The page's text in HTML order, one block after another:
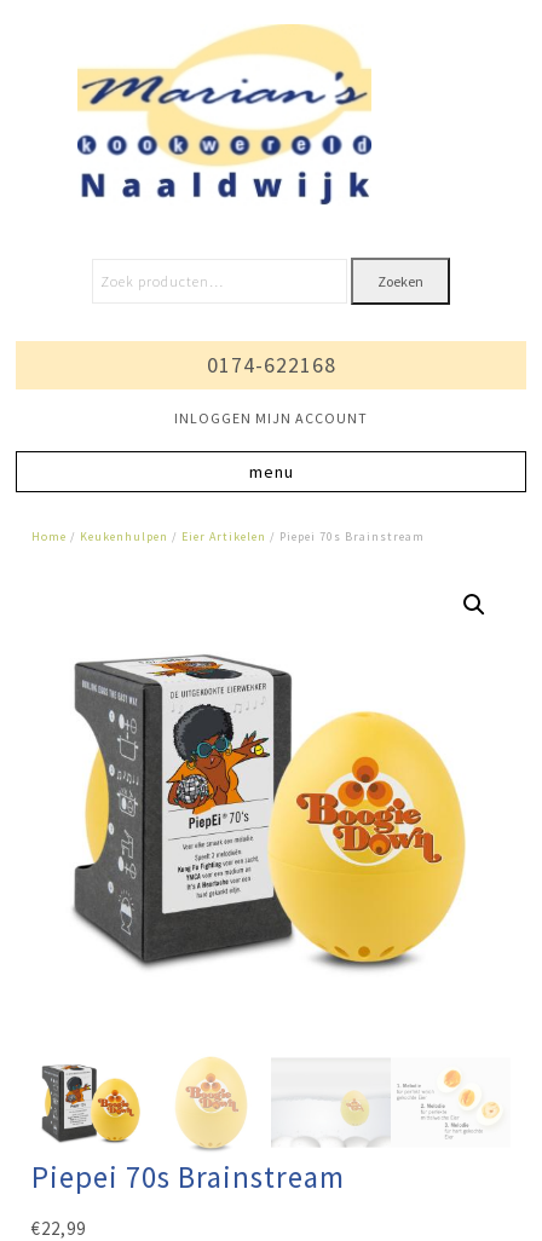
Zoeken
0174-622168
INLOGGEN MIJN ACCOUNT
Home / Keukenhulpen / Eier Artikelen / Piepei 70s Brainstream
Piepei 70s Brainstream
€22,99